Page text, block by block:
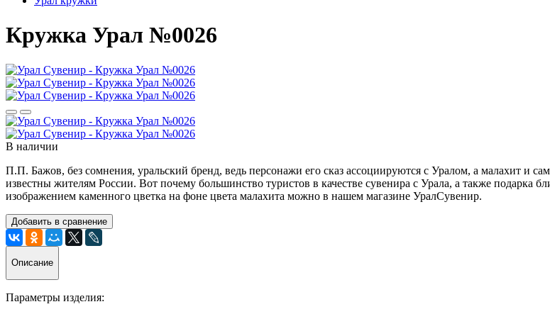
Кружка Урал №0026
В наличии
П.П. Бажов, без сомнения, уральский бренд, ведь персонажи его сказ ассоциируются с Уралом, а малахит и
известны жителям России. Вот почему большинство туристов в качестве сувенира с Урала, а также
изображением каменного цветка на фоне цвета малахита можно в нашем магазине УралСувенир.
Добавить в сравнение
Описание
Параметры изделия: